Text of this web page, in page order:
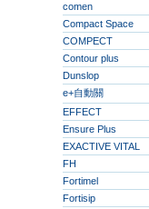
comen
Compact Space
COMPECT
Contour plus
Dunslop
e+自動關
EFFECT
Ensure Plus
EXACTIVE VITAL
FH
Fortimel
Fortisip